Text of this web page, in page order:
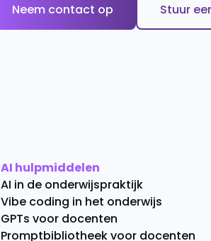
Neem contact op Stuur
AI hulpmiddelen
AI in de onderwijspraktijk
Vibe coding in het onderwijs
GPTs voor docenten
Promptbibliotheek voor docenten